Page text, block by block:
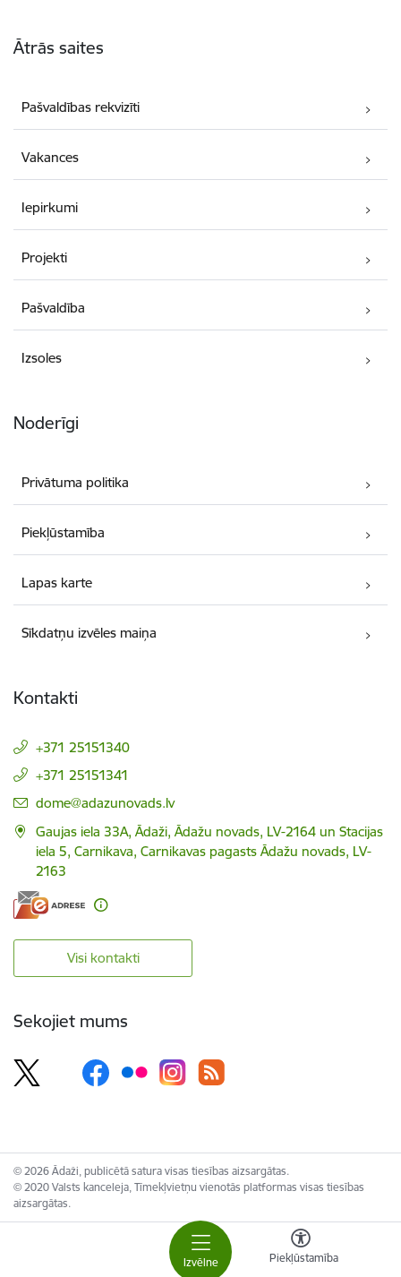
Izvēlne Piekļūstamība
Ātrās saites
Pašvaldības rekvizīti
Vakances
Iepirkumi
Projekti
Pašvaldība
Izsoles
Noderīgi
Privātuma politika
Piekļūstamība
Lapas karte
Sīkdatņu izvēles maiņa
Kontakti
+371 25151340
+371 25151341
E-pasts:
dome@adazunovads.lv
Gaujas iela 33A, Ādaži, Ādažu novads, LV-2164 un Stacijas
iela 5, Carnikava, Carnikavas pagasts Ādažu novads, LV-
2163
Visi kontakti
Sekojiet mums
© 2026 Ādaži, publicētā satura visas tiesības aizsargātas.
© 2020 Valsts kanceleja, Tīmekļvietņu vienotās platformas visas tiesības
aizsargātas.